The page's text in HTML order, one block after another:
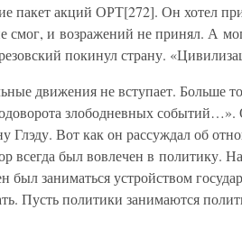
пакет акций ОРТ[272]. Он хотел
смог, и возражений не принял. А
покинул страну.
движения не вступает. Больше
злободневных
Глэду. Вот как он рассуждал об
всегда был вовлечен в политику.
был заниматься устройством
Пусть политики занимаются